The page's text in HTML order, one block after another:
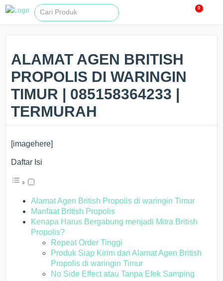
0
ALAMAT AGEN BRITISH
PROPOLIS DI WARINGIN
TIMUR | 085158364233 |
TERMURAH
[imagehere]
Daftar Isi
Alamat Agen British Propolis di waringin Timur
Manfaat British Propolis
Kenapa Harus Bergabung menjadi Mitra British
Propolis?
Repeat Order Tinggi
Produk Siap Kirim dari Alamat Agen British
Propolis di waringin Timur
No Side Effect atau Tanpa Efek Samping